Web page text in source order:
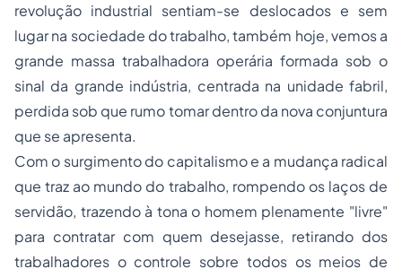
revolução industrial sentiam-se deslocados e sem
lugar na sociedade do trabalho, também hoje, vemos a
grande massa trabalhadora operária formada sob o
sinal da grande indústria, centrada na unidade fabril,
perdida sob que rumo tomar dentro da nova conjuntura
que se apresenta.
Com o surgimento do capitalismo e a mudança radical
que traz ao mundo do trabalho, rompendo os laços de
servidão, trazendo à tona o homem plenamente "livre"
para contratar com quem desejasse, retirando dos
trabalhadores o controle sobre todos os meios de